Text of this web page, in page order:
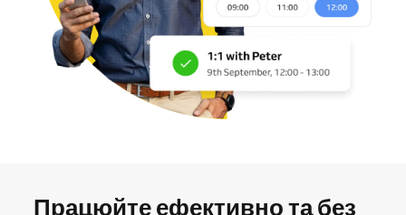
Працюйте ефективно та без